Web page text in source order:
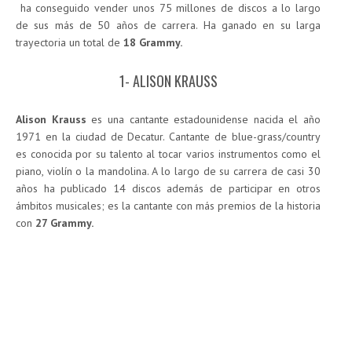
ha conseguido vender unos 75 millones de discos a lo largo
de sus más de 50 años de carrera. Ha ganado en su larga
trayectoria un total de 18 Grammy.
1- ALISON KRAUSS
Alison Krauss es una cantante estadounidense nacida el año
1971 en la ciudad de Decatur. Cantante de blue-grass/country
es conocida por su talento al tocar varios instrumentos como el
piano, violín o la mandolina. A lo largo de su carrera de casi 30
años ha publicado 14 discos además de participar en otros
ámbitos musicales; es la cantante con más premios de la historia
con 27 Grammy.